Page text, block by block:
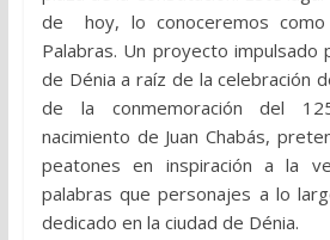
de hoy, lo conoceremos
Palabras. Un proyecto impulsado
de Dénia a raíz de la celebración
de la conmemoración del
nacimiento de Juan Chabás,
peatones en inspiración a la
palabras que personajes a lo
dedicado en la ciudad de Dénia.